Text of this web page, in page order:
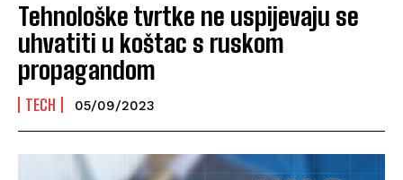
Tehnološke tvrtke ne uspijevaju se
uhvatiti u koštac s ruskom
propagandom
TECH 05/09/2023